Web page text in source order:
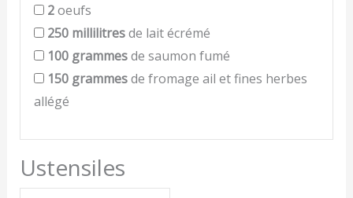
2oeufs
250 millilitresde lait écrémé
100 grammesde saumon fumé
150 grammesde fromage ail et fines herbes
allégé
Ustensiles